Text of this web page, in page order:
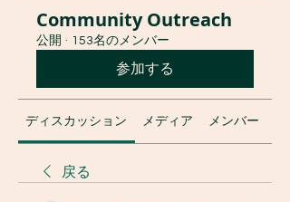
Community Outreach
公開 · 153名のメンバー
参加する
ディスカッション メディア メンバー
戻る